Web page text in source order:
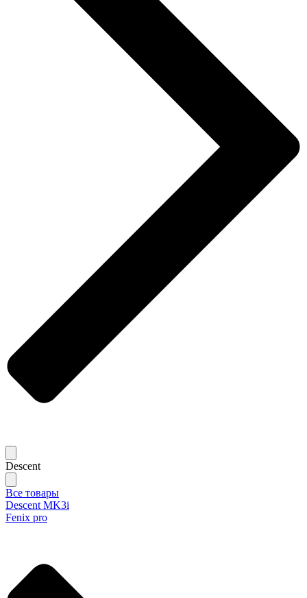
Descent
Все товары
Descent MK3i
Fenix pro